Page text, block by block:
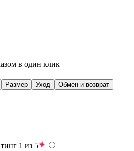
в один клик
Размер Уход Обмен и возврат
1 из 5